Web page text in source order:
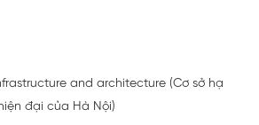
and architecture (Cơ sở hạ
đại của Hà Nội)